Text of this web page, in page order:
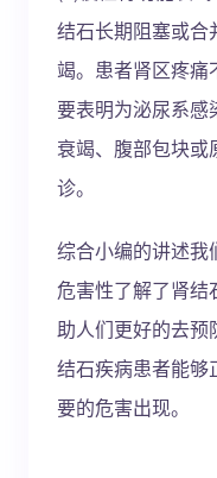
结石长期阻塞或合
竭。患者肾区疼痛
要表明为泌尿系感
衰竭、腹部包块
诊。
综合小编的讲述我
危害性了解了肾结
助人们更好的去预
结石疾病患者能够
要的危害出现。